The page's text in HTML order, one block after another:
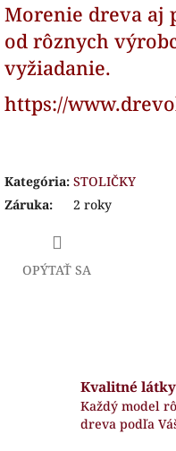
Morenie dreva aj
od rôznych
vyžiadanie.
https://
Kategória: STOLIČKY
Záruka: 2 roky
OPÝTAŤ SA
Kvalitné
Každý model
dreva podľa